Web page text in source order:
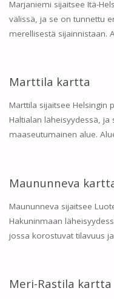
Marjaniemi sijaitsee Itä-
välissä, ja se on tunnettu
merellisestä sijainnistaan.
Marttila kartta
Marttila sijaitsee Helsingin
Haltialan läheisyydessä,
maaseutumainen alue.
Maununneva
Maununneva sijaitsee
Hakuninmaan
jossa korostuvat tilavuus
Meri-Rastila kartta